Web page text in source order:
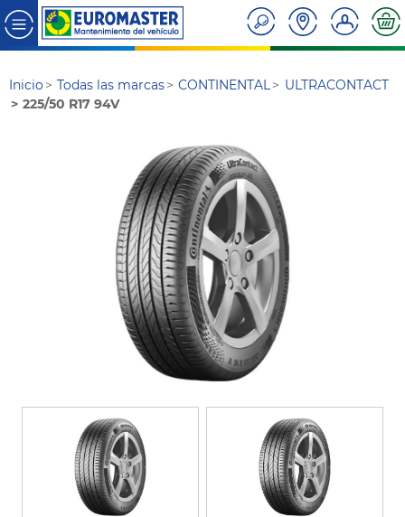
Inicio Todas las marcas CONTINENTAL
ULTRACONTACT
225/50 R17 94V